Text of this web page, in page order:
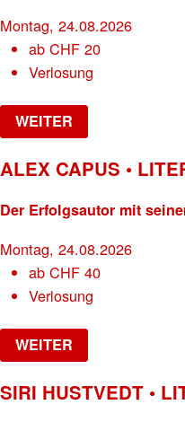
Montag, 24.08.2026
abCHF 20
Verlosung
WEITER
ALEX CAPUS •
Der Erfolgsautor mit
Montag, 24.08.2026
abCHF 40
Verlosung
WEITER
SIRI HUSTVEDT •